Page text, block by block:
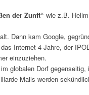
der Zunft“ wie z.B.
Dann kam Google,
Internet 4 Jahre, der
einzuziehen.
globalen Dorf
Mails werden